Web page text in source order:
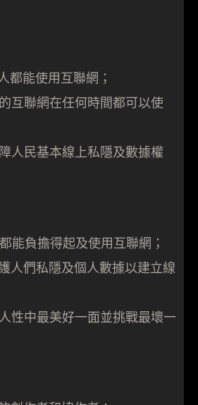
都能使用互聯網；
互聯網在任何時間都可以使
人民基本線上私隱及數據權
能負擔得起及使用互聯網；
人們私隱及個人數據以建立線
性中最美好一面並挑戰最壞一